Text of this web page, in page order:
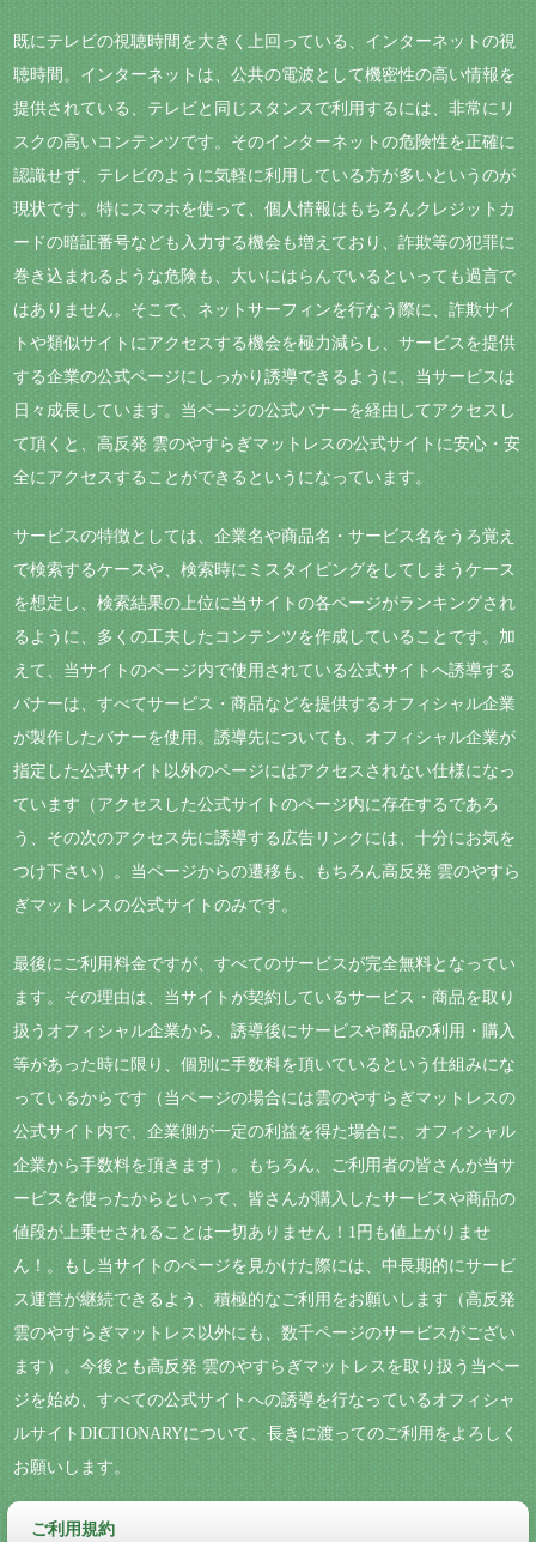
既にテレビの視聴時間を大きく上回っている、インターネットの視
聴時間。インターネットは、公共の電波として機密性の高い情報を
提供されている、テレビと同じスタンスで利用するには、非常にリ
スクの高いコンテンツです。そのインターネットの危険性を正確に
認識せず、テレビのように気軽に利用している方が多いというのが
現状です。特にスマホを使って、個人情報はもちろんクレジットカ
ードの暗証番号なども入力する機会も増えており、詐欺等の犯罪に
巻き込まれるような危険も、大いにはらんでいるといっても過言で
はありません。そこで、ネットサーフィンを行なう際に、詐欺サイ
トや類似サイトにアクセスする機会を極力減らし、サービスを提供
する企業の公式ページにしっかり誘導できるように、当サービスは
日々成長しています。当ページの公式バナーを経由してアクセスし
て頂くと、高反発 雲のやすらぎマットレスの公式サイトに安心・安
全にアクセスすることができるというになっています。
サービスの特徴としては、企業名や商品名・サービス名をうろ覚え
で検索するケースや、検索時にミスタイピングをしてしまうケース
を想定し、検索結果の上位に当サイトの各ページがランキングされ
るように、多くの工夫したコンテンツを作成していることです。加
えて、当サイトのページ内で使用されている公式サイトへ誘導する
バナーは、すべてサービス・商品などを提供するオフィシャル企業
が製作したバナーを使用。誘導先についても、オフィシャル企業が
指定した公式サイト以外のページにはアクセスされない仕様になっ
ています（アクセスした公式サイトのページ内に存在するであろ
う、その次のアクセス先に誘導する広告リンクには、十分にお気を
つけ下さい）。当ページからの遷移も、もちろん高反発 雲のやすら
ぎマットレスの公式サイトのみです。
最後にご利用料金ですが、すべてのサービスが完全無料となってい
ます。その理由は、当サイトが契約しているサービス・商品を取り
扱うオフィシャル企業から、誘導後にサービスや商品の利用・購入
等があった時に限り、個別に手数料を頂いているという仕組みにな
っているからです（当ページの場合には雲のやすらぎマットレスの
公式サイト内で、企業側が一定の利益を得た場合に、オフィシャル
企業から手数料を頂きます）。もちろん、ご利用者の皆さんが当サ
ービスを使ったからといって、皆さんが購入したサービスや商品の
値段が上乗せされることは一切ありません！1円も値上がりませ
ん！。もし当サイトのページを見かけた際には、中長期的にサービ
ス運営が継続できるよう、積極的なご利用をお願いします（高反発
雲のやすらぎマットレス以外にも、数千ページのサービスがござい
ます）。今後とも高反発 雲のやすらぎマットレスを取り扱う当ペー
ジを始め、すべての公式サイトへの誘導を行なっているオフィシャ
ルサイトDICTIONARYについて、長きに渡ってのご利用をよろしく
お願いします。
ご利用規約